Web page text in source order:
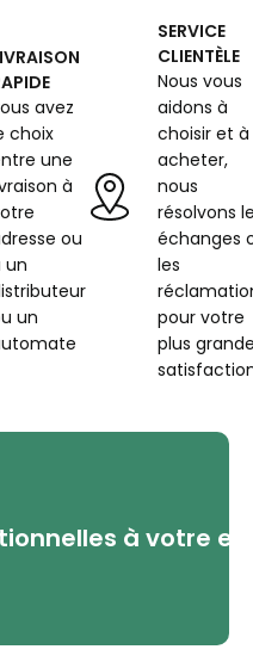
avez
choix
une
à
ou
un
un
SERVICE
CLIENTÈLE
Nous vous
aidons à
choisir et à
acheter,
nous
résolvons
échanges
les
pour votre
plus
à votre